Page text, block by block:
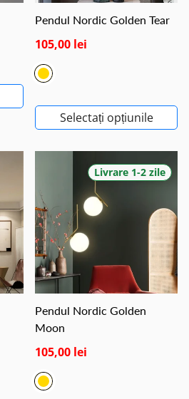
Pendul Nordic Golden Tear
105,00 lei
Selectați opțiunile
Livrare 1-2 zile
Pendul Nordic Golden
Moon
105,00 lei